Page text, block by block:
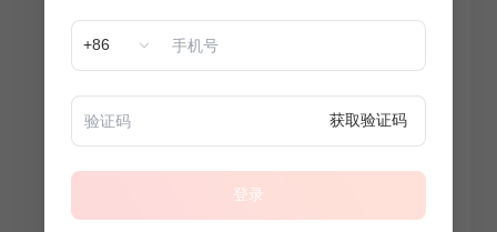
+86
获取验证码
登录